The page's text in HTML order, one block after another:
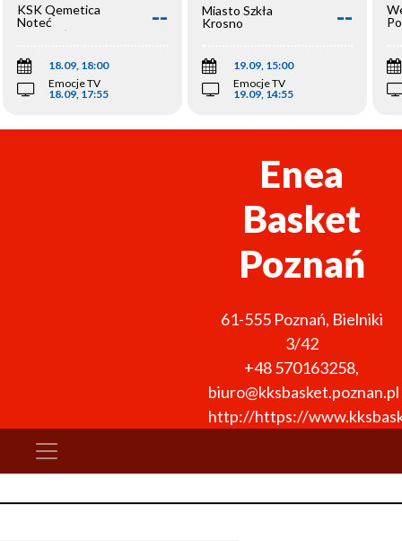
KSK Qemetica
Noteć
Inowrocław
--
18.09, 18:00
Emocje TV
18.09, 17:55
Miasto Szkła
Krosno
--
19.09, 15:00
Emocje TV
19.09, 14:55
Enea
Basket
Poznań
61-555 Poznań, Bielniki
3/42
+48 570163258,
biuro@kksbasket.poznan.pl
http://https://